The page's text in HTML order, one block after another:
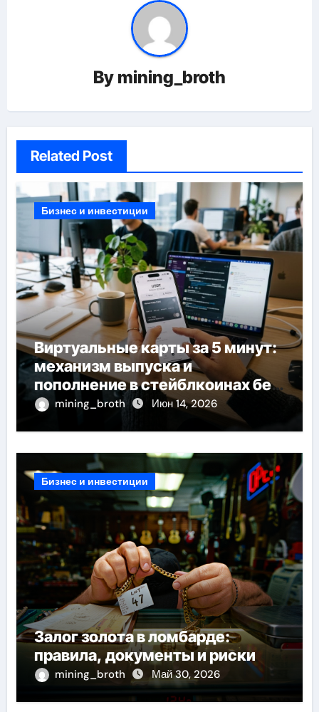
By mining_broth
Related Post
Бизнес и инвестиции
Виртуальные карты за 5 минут:
механизм выпуска и
пополнение в стейблкоинах без
банковской верификации
mining_broth Июн 14, 2026
Бизнес и инвестиции
Залог золота в ломбарде:
правила, документы и риски
mining_broth Май 30, 2026